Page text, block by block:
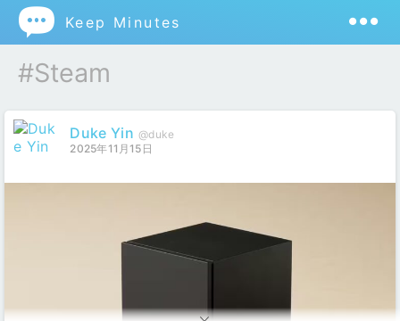
 Keep Minutes
#steam
Duke Yin @duke
2025年11月15日